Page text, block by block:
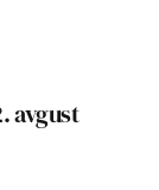
avgust